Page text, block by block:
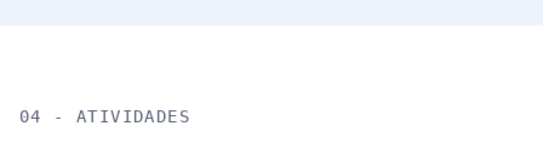
04 - ATIVIDADES